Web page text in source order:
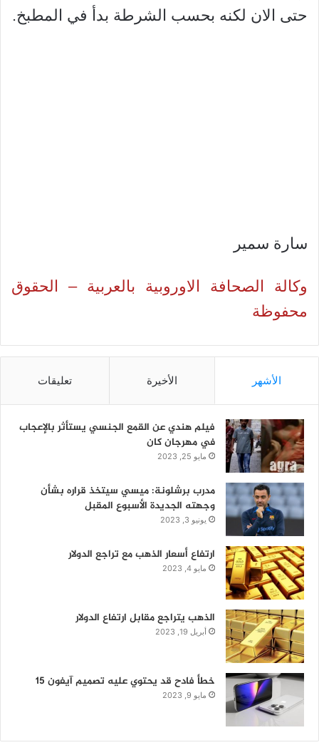
حتى الان لكنه بحسب الشرطة بدأ في المطبخ.
سارة سمير
وكالة الصحافة الاوروبية بالعربية – الحقوق
محفوظة
الأشهر الأخيرة تعليقات
فيلم هندي عن القمع الجنسي يستأثر بالإعجاب
في مهرجان كان
مايو 25, 2023
مدرب برشلونة: ميسي سيتخذ قراره بشأن
وجهته الجديدة الأسبوع المقبل
يونيو 3, 2023
ارتفاع أسعار الذهب مع تراجع الدولار
مايو 4, 2023
الذهب يتراجع مقابل ارتفاع الدولار
أبريل 19, 2023
خطأ فادح قد يحتوي عليه تصميم آيفون 15
مايو 9, 2023